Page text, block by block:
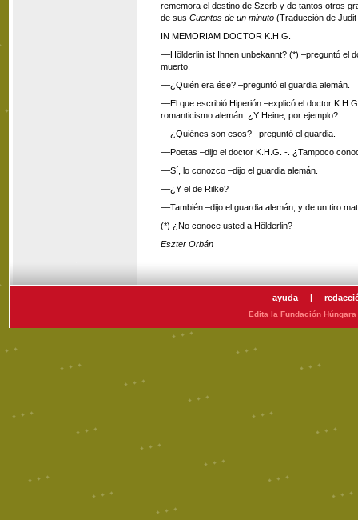
rememora el destino de Szerb y de tantos otros
de sus Cuentos de un minuto (Traducción de
IN MEMORIAM DOCTOR K.H.G.
––Hölderlin ist Ihnen unbekannt? (*) –preguntó el
muerto.
––¿Quién era ése? –preguntó el guardia alemán.
––El que escribió Hiperión –explicó el doctor
romanticismo alemán. ¿Y Heine, por ejemplo?
––¿Quiénes son esos? –preguntó el guardia.
––Poetas –dijo el doctor K.H.G. -. ¿Tampoco
––Sí, lo conozco –dijo el guardia alemán.
––¿Y el de Rilke?
––También –dijo el guardia alemán, y de un tiro
(*) ¿No conoce usted a Hölderlin?
Eszter Orbán
ayuda |
Edita la Fundación